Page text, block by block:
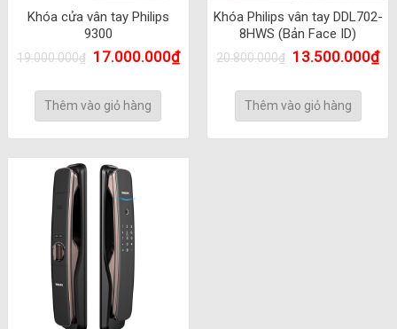
Khóa cửa vân tay Philips
9300
19.000.000₫ 17.000.000₫
Thêm vào giỏ hàng
Khóa Philips vân tay DDL702-
8HWS (Bản Face ID)
20.800.000₫ 13.500.000₫
Thêm vào giỏ hàng